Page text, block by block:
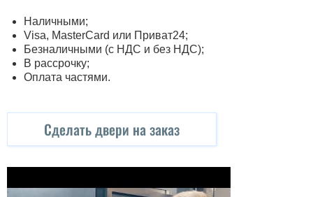
Наличными;
Visa, MasterСard или Приват24;
Безналичными (с НДС и без НДС);
В рассрочку;
Оплата частями.
Сделать двери на заказ